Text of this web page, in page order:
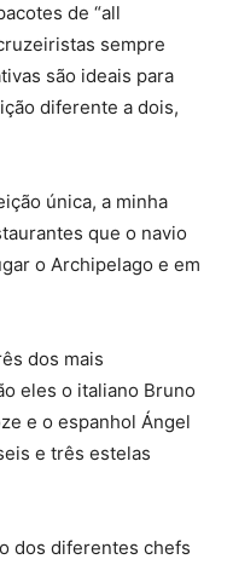
de “all
sempre
são ideais para
diferente a dois,
única, a minha
que o navio
o Archipelago e em
dos mais
eles o italiano Bruno
e o espanhol Ángel
e três estelas
dos diferentes chefs